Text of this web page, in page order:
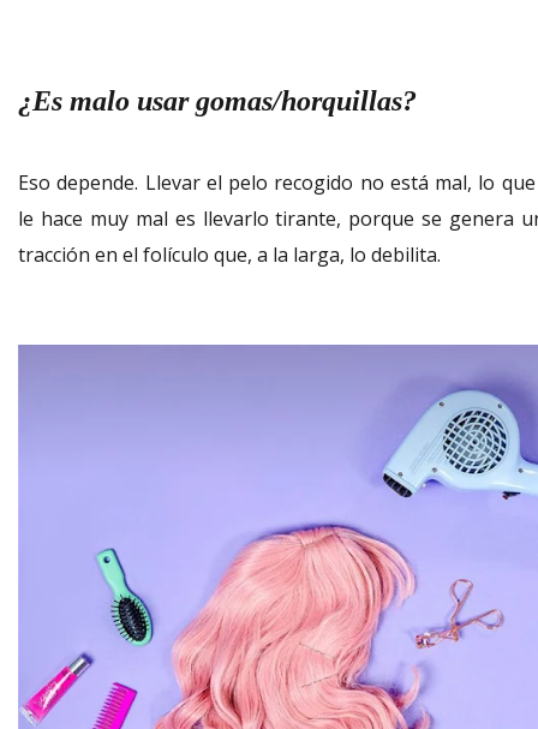
¿Es malo usar gomas/horquillas?
Eso depende. Llevar el pelo recogido no está mal, lo
le hace muy mal es llevarlo tirante, porque se genera
tracción en el folículo que, a la larga, lo debilita.